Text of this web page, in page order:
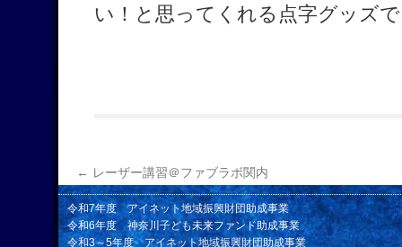
い！と思ってくれる点字グッズ
← レーザー講習＠ファブラボ関内
令和7年度 アイネット地域振興財団助成事業
令和6年度 神奈川子ども未来ファンド助成事業
令和3～5年度 アイネット地域振興財団助成事業